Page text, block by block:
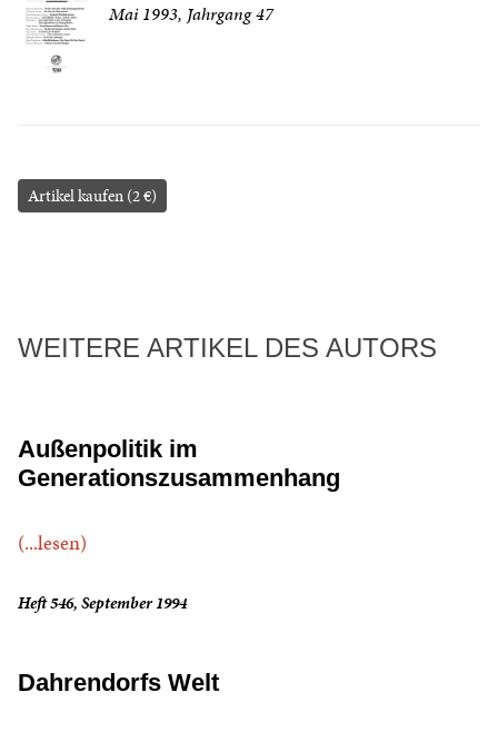
Mai 1993, Jahrgang 47
Artikel kaufen (2 €)
WEITERE ARTIKEL DES AUTORS
Außenpolitik im
Generationszusammenhang
(...lesen)
Heft 546, September 1994
Dahrendorfs Welt